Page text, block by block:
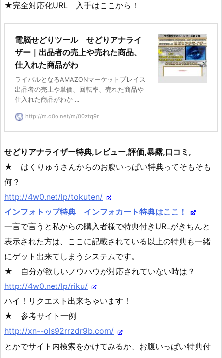
★完全対応化URL 入手はここから！
電脳せどりツール せどりアナライ
ザー｜出品者の売上や売れた商品、
仕入れた商品がわ
ライバルとなるAMAZONマーケットプレイス
出品者の売上や単価、回転率、売れた商品や
仕入れた商品がわか ...
http://m.q0o.net/m/00ztq9r
せどりアナライザー特典,レビュー,評価,暴露,口コミ,
★ はくりゅうさんからのお腹いっぱい特典ってそもそも
何？
http://4w0.net/lp/tokuten/
インフォトップ特典 インフォカート特典はここ！
一言で言うと私からの購入者様で特典付きURLがきちんと
表示された方は、ここに記載されている以上の特典も一緒
にゲット出来てしまうシステムです。
★ 自分が欲しいノウハウが対応されていない時は？
http://4w0.net/lp/riku/
ハイ！リクエスト出来ちゃいます！
★ 参考サイト一例
http://xn--ols92rrzdr9b.com/
とかでサイト内検索をかけてみるか、お腹いっぱい特典付